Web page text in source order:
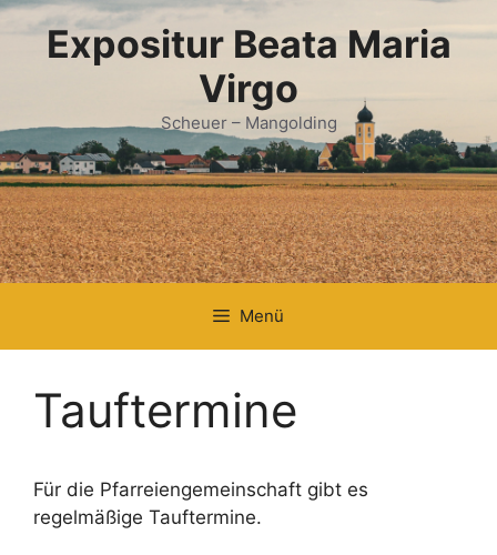
Zum
Inhalt Expositur Beata Maria
Virgo
Scheuer – Mangolding
Menü
Tauftermine
Für die Pfarreiengemeinschaft gibt es
regelmäßige Tauftermine.